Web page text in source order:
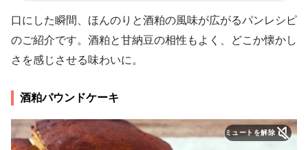
口にした瞬間、ほんのりと酒粕の風味が広がるパンレシピ
のご紹介です。酒粕と甘納豆の相性もよく、どこか懐かし
さを感じさせる味わいに。
酒粕パウンドケーキ
ミュートを解除